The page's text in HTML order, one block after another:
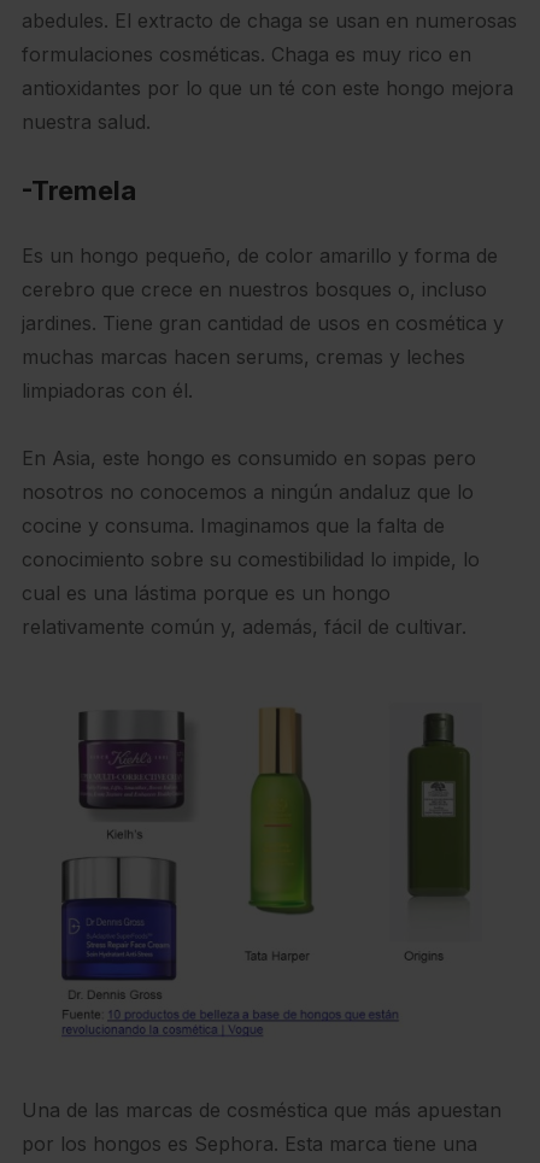
abedules. El extracto de chaga se usan en numerosas
formulaciones cosméticas. Chaga es muy rico en
antioxidantes por lo que un té con este hongo mejora
nuestra salud.
-Tremela
Es un hongo pequeño, de color amarillo y forma de
cerebro que crece en nuestros bosques o, incluso
jardines. Tiene gran cantidad de usos en cosmética y
muchas marcas hacen serums, cremas y leches
limpiadoras con él.
En Asia, este hongo es consumido en sopas pero
nosotros no conocemos a ningún andaluz que lo
cocine y consuma. Imaginamos que la falta de
conocimiento sobre su comestibilidad lo impide, lo
cual es una lástima porque es un hongo
relativamente común y, además, fácil de cultivar.
Una de las marcas de cosméstica que más apuestan
por los hongos es Sephora. Esta marca tiene una